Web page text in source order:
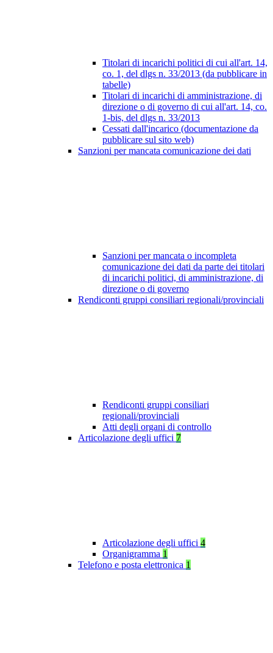
Titolari di incarichi politici di cui all'art. 14,
co. 1, del dlgs n. 33/2013 (da pubblicare in
tabelle)
Titolari di incarichi di amministrazione, di
direzione o di governo di cui all'art. 14, co.
1-bis, del dlgs n. 33/2013
Cessati dall'incarico (documentazione da
pubblicare sul sito web)
Sanzioni per mancata comunicazione dei dati
Sanzioni per mancata o incompleta
comunicazione dei dati da parte dei titolari
di incarichi politici, di amministrazione, di
direzione o di governo
Rendiconti gruppi consiliari regionali/provinciali
Rendiconti gruppi consiliari
regionali/provinciali
Atti degli organi di controllo
Articolazione degli uffici 7
Articolazione degli uffici 4
Organigramma 1
Telefono e posta elettronica 1